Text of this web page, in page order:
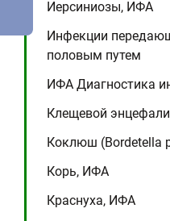
Иерсиниозы, ИФА
Инфекции
половым путем
ИФА Диагностика
Клещевой
Коклюш (Bordetella
Корь, ИФА
Краснуха, ИФА